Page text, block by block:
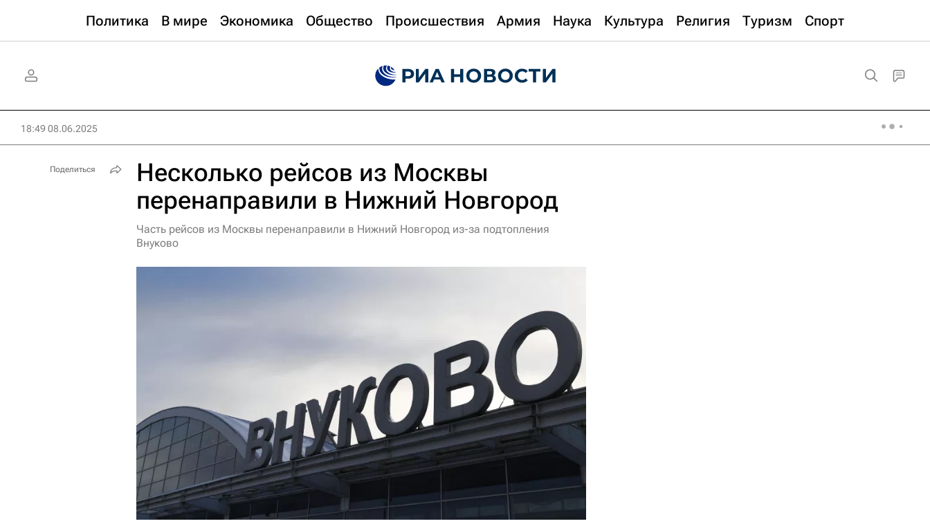
Политика В мире Экономика Общество Происшествия Армия Наука Культура Религия Туризм Спорт
18:49 08.06.2025
Несколько рейсов из Москвы
перенаправили в Нижний Новгород
Часть рейсов из Москвы перенаправили в Нижний Новгород из-за подтопления
Внуково
Поделиться